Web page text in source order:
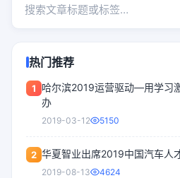
热门推荐
1
哈尔滨2019运营驱动—用学习
办
2019-03-12 5150
2 华夏智业出席2019中国汽车人
2019-08-13 4624